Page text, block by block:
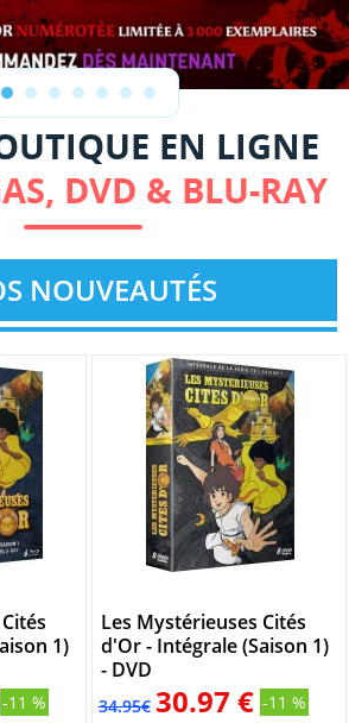
EN LIGNE
DVD & BLU-RAY
NOUVEAUTÉS
1)
-11 %
Les Mystérieuses Cités
d'Or - Intégrale (Saison 1)
- DVD
34.95€ 30.97 € -11 %